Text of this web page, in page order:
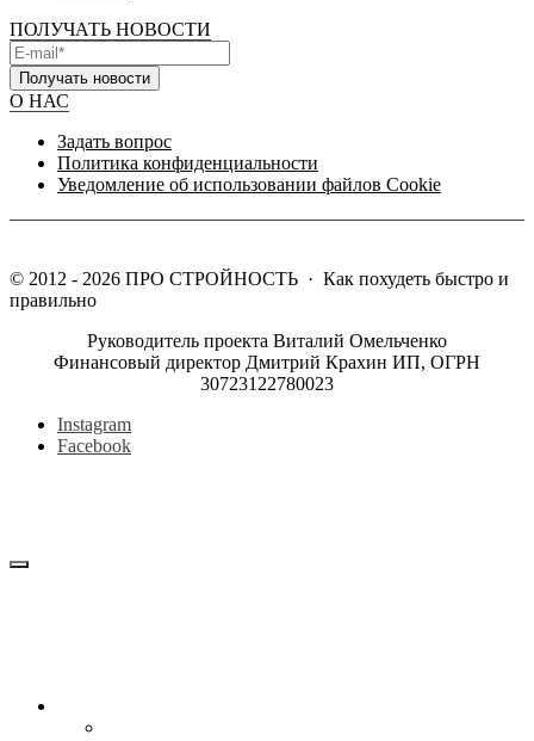
ПОЛУЧАТЬ НОВОСТИ
Получать новости
О НАС
Задать вопрос
Политика конфиденциальности
Уведомление об использовании файлов Cookie
© 2012 - 2026 ПРО СТРОЙНОСТЬ · Как похудеть быстро и
правильно
Руководитель проекта Виталий Омельченко
Финансовый директор Дмитрий Крахин ИП, ОГРН
30723122780023
Instagram
Facebook